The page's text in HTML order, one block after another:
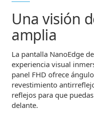
Una visión
amplia
La pantalla NanoEdge
experiencia visual
panel FHD ofrece
revestimiento
reflejos para que
delante.